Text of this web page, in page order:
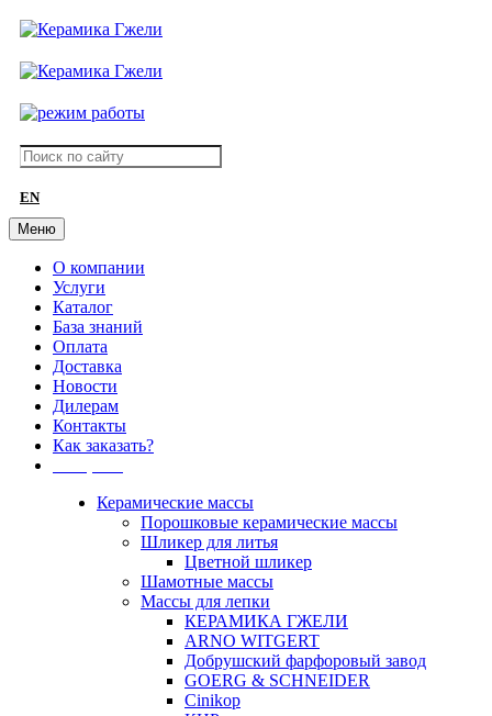
EN
Меню
О компании
Услуги
Каталог
База знаний
Оплата
Доставка
Новости
Дилерам
Контакты
Как заказать?
Керамические массы
Порошковые керамические массы
Шликер для литья
Цветной шликер
Шамотные массы
Массы для лепки
КЕРАМИКА ГЖЕЛИ
ARNO WITGERT
Добрушский фарфоровый завод
GOERG & SCHNEIDER
Cinikop